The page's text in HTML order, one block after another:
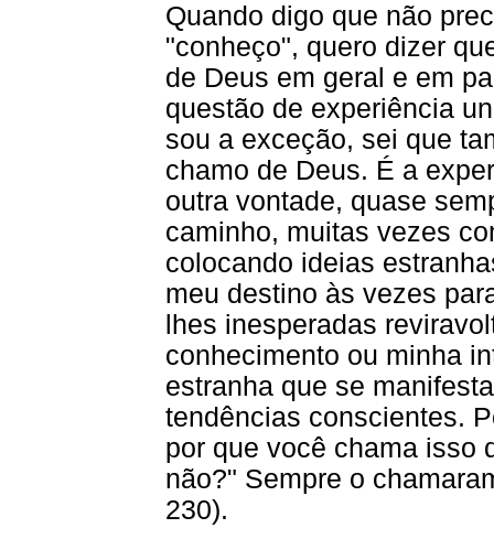
Quando digo que não
"conheço", quero dizer
de Deus em geral e em
questão de experiência
sou a exceção, sei que
chamo de Deus. É a
outra vontade, quase
caminho, muitas vezes
colocando ideias
meu destino às vezes
lhes inesperadas
conhecimento ou minha
estranha que se
tendências conscientes.
por que você chama isso
não?" Sempre o
230).